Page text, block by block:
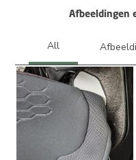
Afbeeldingen